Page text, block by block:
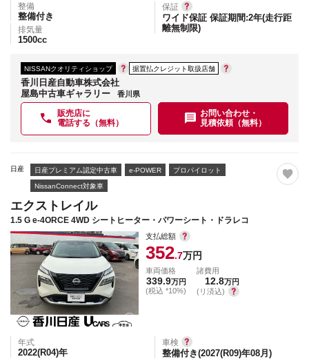
整備
整備付き
排気量
1500cc
保証
ワイド保証 保証期間:2年(走行距
離無制限)
NISSANクオリティショップ 据置払クレジット取扱店舗
香川日産自動車株式会社
屋島中古車ギャラリー
香川県
販売店に
電話する（無料）
お問い合わせ・
見積依頼（無料）
日産 日産プレミアム認定中古車 e-POWER プロパイロット
NissanConnect対象車
エクストレイル
1.5 G e-4ORCE 4WD シートヒーター・パワーシート・ドラレコ
支払総額
352.7万円
車両価格
339.9万円
(税込 *10%)
諸費用
12.8万円
(リ済込)
年式
2022(R04)年
車検
整備付き(2027(R09)年08月)